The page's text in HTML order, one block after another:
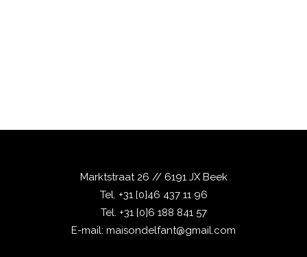
Marktstraat 26 // 6191 JX Beek
Tel. +31 [0]46 437 11 96
Tel. +31 [0]6 188 841 57
E-mail: maisondelfant@gmail.com